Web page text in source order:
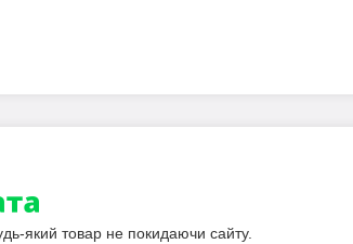
який товар не покидаючи сайту.